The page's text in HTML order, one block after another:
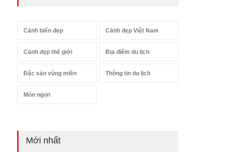
Cảnh biển đẹp Cảnh đẹp Việt Nam
Cảnh đẹp thế giới Địa điểm du lịch
Đặc sản vùng miền Thông tin du lịch
Món ngon
Mới nhất